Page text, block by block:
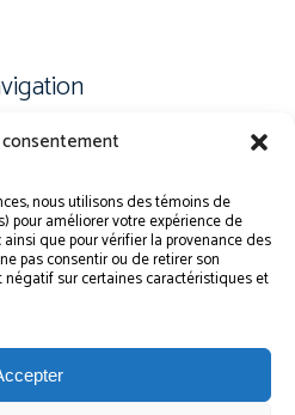
nous utilisons des témoins de
pour améliorer votre expérience de
que pour vérifier la provenance des
pas consentir ou de retirer son
sur certaines caractéristiques et
DU SITE
ÉLÈVE
À L’ÉLÈVE
CONFIDENTIALITÉ